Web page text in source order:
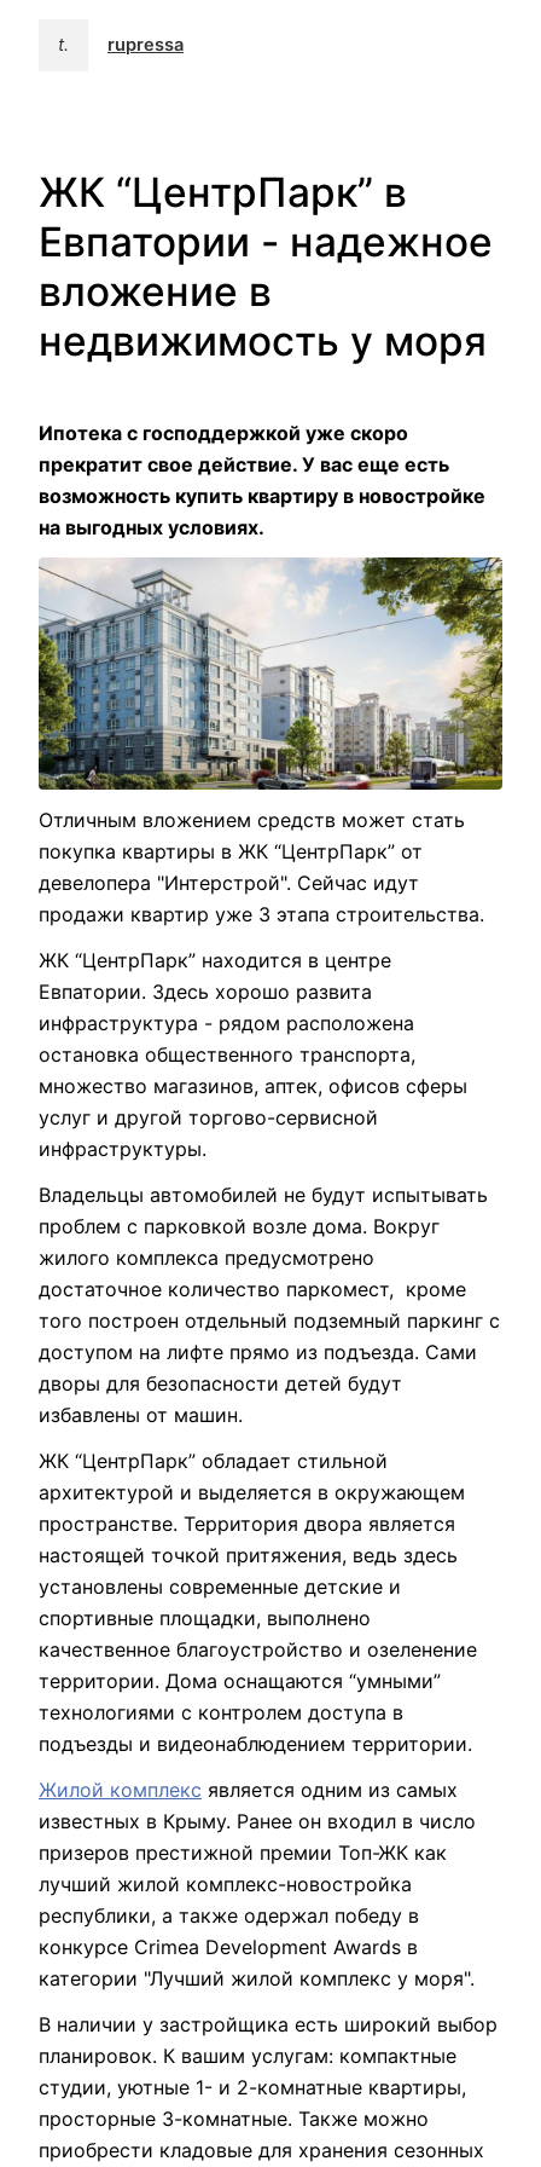
t. rupressa
ЖК “ЦентрПарк” в
Евпатории - надежное
вложение в
недвижимость у моря
Ипотека с господдержкой уже скоро
прекратит свое действие. У вас еще есть
возможность купить квартиру в новостройке
на выгодных условиях.
Отличным вложением средств может стать
покупка квартиры в ЖК “ЦентрПарк” от
девелопера "Интерстрой". Сейчас идут
продажи квартир уже 3 этапа строительства.
ЖК “ЦентрПарк” находится в центре
Евпатории. Здесь хорошо развита
инфраструктура - рядом расположена
остановка общественного транспорта,
множество магазинов, аптек, офисов сферы
услуг и другой торгово-сервисной
инфраструктуры.
Владельцы автомобилей не будут испытывать
проблем с парковкой возле дома. Вокруг
жилого комплекса предусмотрено
достаточное количество паркомест, кроме
того построен отдельный подземный паркинг с
доступом на лифте прямо из подъезда. Сами
дворы для безопасности детей будут
избавлены от машин.
ЖК “ЦентрПарк” обладает стильной
архитектурой и выделяется в окружающем
пространстве. Территория двора является
настоящей точкой притяжения, ведь здесь
установлены современные детские и
спортивные площадки, выполнено
качественное благоустройство и озеленение
территории. Дома оснащаются “умными”
технологиями с контролем доступа в
подъезды и видеонаблюдением территории.
Жилой комплекс является одним из самых
известных в Крыму. Ранее он входил в число
призеров престижной премии Топ-ЖК как
лучший жилой комплекс-новостройка
республики, а также одержал победу в
конкурсе Crimea Development Awards в
категории "Лучший жилой комплекс у моря".
В наличии у застройщика есть широкий выбор
планировок. К вашим услугам: компактные
студии, уютные 1- и 2-комнатные квартиры,
просторные 3-комнатные. Также можно
приобрести кладовые для хранения сезонных